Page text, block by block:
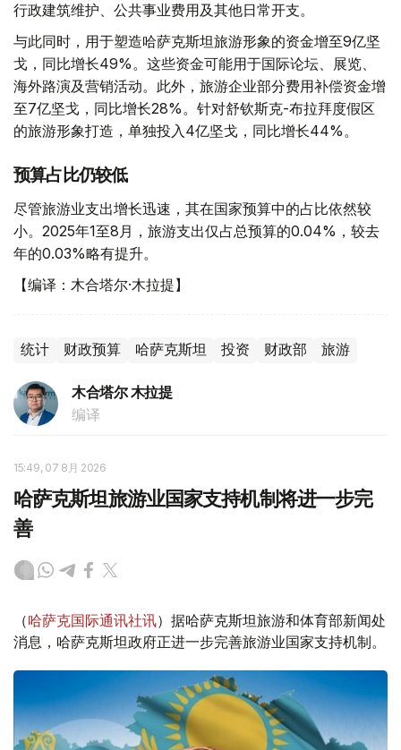
行政建筑维护、公共事业费用及其他日常开支。
与此同时，用于塑造哈萨克斯坦旅游形象的资金增至9亿坚
戈，同比增长49%。这些资金可能用于国际论坛、展览、
海外路演及营销活动。此外，旅游企业部分费用补偿资金增
至7亿坚戈，同比增长28%。针对舒钦斯克-布拉拜度假区
的旅游形象打造，单独投入4亿坚戈，同比增长44%。
预算占比仍较低
尽管旅游业支出增长迅速，其在国家预算中的占比依然较
小。2025年1至8月，旅游支出仅占总预算的0.04%，较去
年的0.03%略有提升。
【编译：木合塔尔·木拉提】
统计 财政预算 哈萨克斯坦 投资 财政部 旅游
木合塔尔 木拉提
编译
15:49, 07 8月 2026
哈萨克斯坦旅游业国家支持机制将进一步完
善
（哈萨克国际通讯社讯）据哈萨克斯坦旅游和体育部新闻处
消息，哈萨克斯坦政府正进一步完善旅游业国家支持机制。